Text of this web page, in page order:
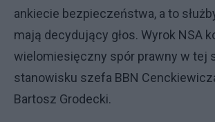
ankiecie bezpieczeństwa, a to
mają decydujący głos. Wyrok NSA
wielomiesięczny spór prawny w tej
stanowisku szefa BBN
Bartosz Grodecki.